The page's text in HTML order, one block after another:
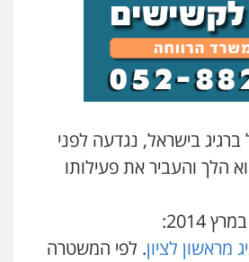
אבו שעירה – משרד עורכי דין
בטחוני צבאי נזיקין
גונן
– משרד עורך דין פלילי
פשיעה חמורה
בישראל, נגדעה לפני
הוא הלך והעביר את פעילותו
2014:
מראשון לציון. לפי המשטרה